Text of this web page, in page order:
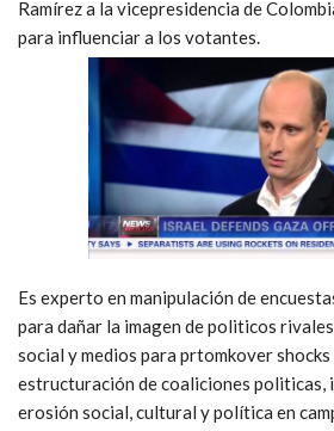
Ramírez a la vicepresidencia de
para influenciar a los votantes.
Es experto en manipulación de
para dañar la imagen de politicos
social y medios para prtomkover shocks
estructuración de coaliciones politicas,
erosión social, cultural y política en